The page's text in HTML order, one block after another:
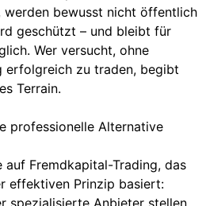
werden bewusst nicht öffentlich
geschützt – und bleibt für
Wer versucht, ohne
erfolgreich zu traden, begibt
Terrain.
professionelle Alternative
auf Fremdkapital-Trading, das
effektiven Prinzip basiert: